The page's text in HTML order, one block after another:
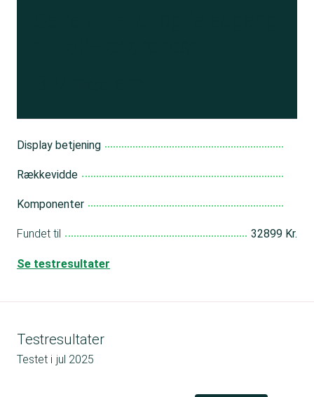
Display betjening
Rækkevidde
Komponenter
Fundet til 32899 Kr.
Se testresultater
Testresultater
Testet i jul 2025